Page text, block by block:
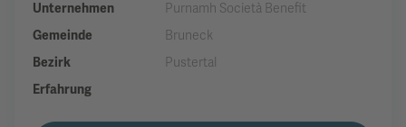
Unternehmen
Purnamh Società Benefit
Gemeinde
Bruneck
Bezirk
Pustertal
Erfahrung